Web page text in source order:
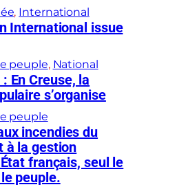
, International
International issue
peuple, National
En Creuse, la
s’organise
peuple
incendies du
à la gestion
français, seul le
peuple.